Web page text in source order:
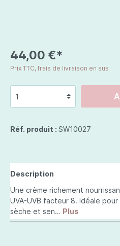
44,00 €*
Prix TTC, frais de livraison en sus
Réf. produit : SW10027
Description
Une crème richement
UVA-UVB facteur 8. Idéale
sèche et sen… Plus